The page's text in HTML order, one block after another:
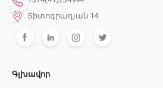
Տիտոգրադյան 14
Գլխավոր